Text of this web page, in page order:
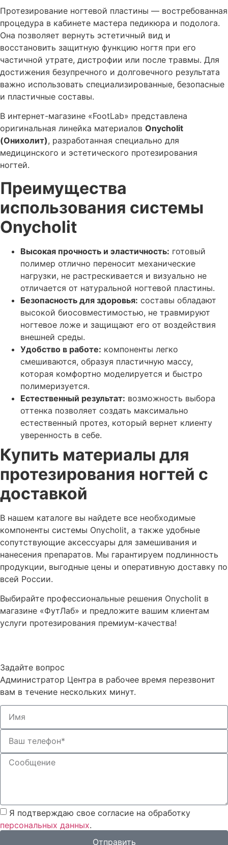
Протезирование ногтевой пластины — востребованная
процедура в кабинете мастера педикюра и подолога.
Она позволяет вернуть эстетичный вид и
восстановить защитную функцию ногтя при его
частичной утрате, дистрофии или после травмы. Для
достижения безупречного и долговечного результата
важно использовать специализированные, безопасные
и пластичные составы.
В интернет-магазине «FootLab» представлена
оригинальная линейка материалов Onycholit
(Онихолит), разработанная специально для
медицинского и эстетического протезирования
ногтей.
Преимущества
использования системы
Onycholit
Высокая прочность и эластичность: готовый
полимер отлично переносит механические
нагрузки, не растрескивается и визуально не
отличается от натуральной ногтевой пластины.
Безопасность для здоровья: составы обладают
высокой биосовместимостью, не травмируют
ногтевое ложе и защищают его от воздействия
внешней среды.
Удобство в работе: компоненты легко
смешиваются, образуя пластичную массу,
которая комфортно моделируется и быстро
полимеризуется.
Естественный результат: возможность выбора
оттенка позволяет создать максимально
естественный протез, который вернет клиенту
уверенность в себе.
Купить материалы для
протезирования ногтей с
доставкой
В нашем каталоге вы найдете все необходимые
компоненты системы Onycholit, а также удобные
сопутствующие аксессуары для замешивания и
нанесения препаратов. Мы гарантируем подлинность
продукции, выгодные цены и оперативную доставку по
всей России.
Выбирайте профессиональные решения Onycholit в
магазине «ФутЛаб» и предложите вашим клиентам
услуги протезирования премиум-качества!
Задайте вопрос
Администратор Центра в рабочее время перезвонит
вам в течение нескольких минут.
Я подтверждаю свое согласие на обработку
персональных данных.
Отправить